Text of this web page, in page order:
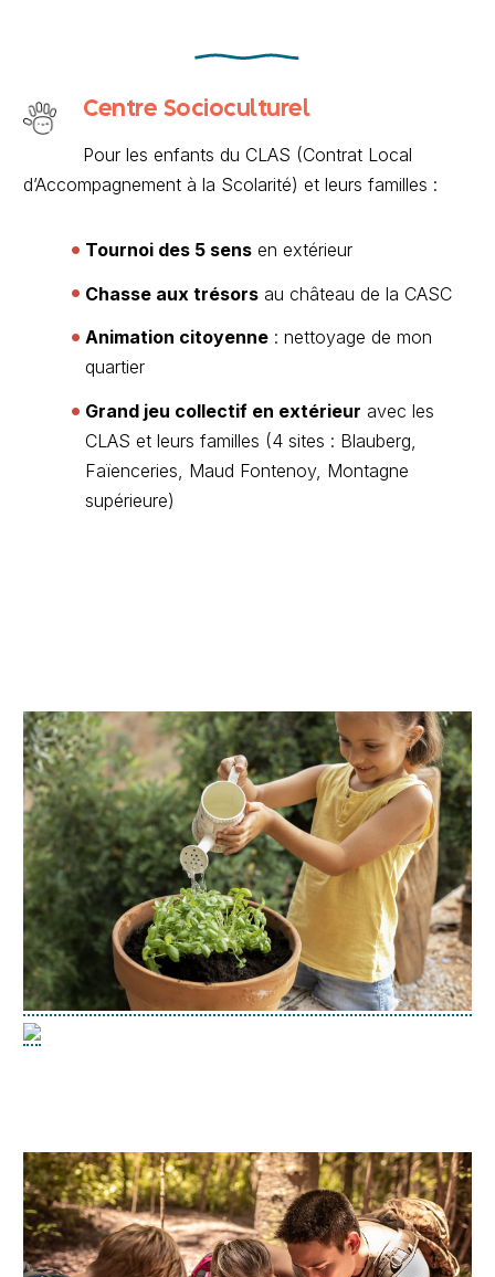
Centre Socioculturel
Pour les enfants du CLAS (Contrat Local
d’Accompagnement à la Scolarité) et leurs familles :
Tournoi des 5 sens en extérieur
Chasse aux trésors au château de la CASC
Animation citoyenne : nettoyage de mon
quartier
Grand jeu collectif en extérieur avec les
CLAS et leurs familles (4 sites : Blauberg,
Faïenceries, Maud Fontenoy, Montagne
supérieure)